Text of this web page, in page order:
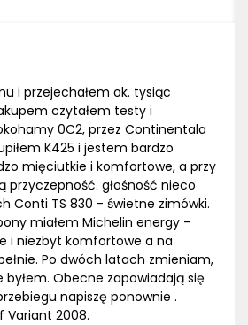
i przejechałem ok. tysiąc
czytałem testy i
0C2, przez Continentala
K425 i jestem bardzo
mięciutkie i komfortowe, a przy
przyczepność. głośność nieco
Conti TS 830 - świetne zimówki.
miałem Michelin energy -
i niezbyt komfortowe a na
Po dwóch latach zmieniam,
byłem. Obecne zapowiadają się
napiszę ponownie .
Variant 2008.